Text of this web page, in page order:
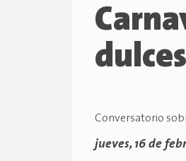
Conversatorio
jueves, 16 de